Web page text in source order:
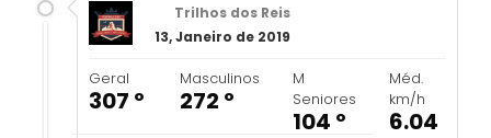
Trilhos dos Reis
13, Janeiro de 2019
Geral
307 º
Masculinos
272 º
M
Seniores
104 º
Méd.
km/h
6.04